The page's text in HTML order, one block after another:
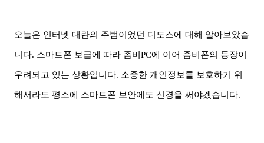
오늘은 인터넷 대란의 주범이었던 디도스에 대해 알아보았습
니다. 스마트폰 보급에 따라 좀비 PC에 이어 좀비폰의 등장이
우려되고 있는 상황입니다. 소중한 개인정보를 보호하기 위
해서라도 평소에 스마트폰 보안에도 신경을 써야겠습니다.